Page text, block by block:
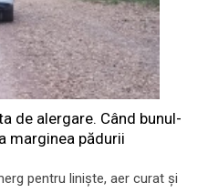
de alergare. Când bunul-
marginea pădurii
pentru liniște, aer curat și